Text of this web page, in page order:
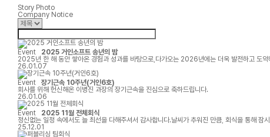
Story Photo
Company Notice
Event
2025 거인소프트 송년의 밤
2025년 한 해 동안 쌓아온 경험과 성과를 바탕으로,다가오는 2026년에는 더욱 발전하고 도
26.01.07
Event
장기근속 10주년(거인6호)
회사를 위해 헌신해온 이병진 과장의 장기근속을 진심으로 축하드립니다.
26.01.06
Event
2025 11월 전체회식
정신없는 일정 속에서도 늘 최선을 다해주셔서 감사합니다.날씨가 추워진 만큼, 회식을 통해 잠
25.12.01